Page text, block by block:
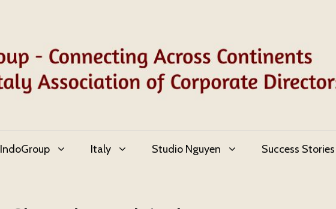
IndoGroup Italy Studio Nguyen Success Stories